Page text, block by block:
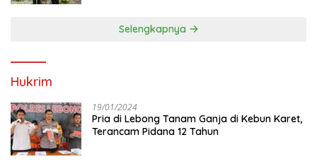
Selengkapnya
Hukrim
19/01/2024
Pria di Lebong Tanam Ganja di Kebun Karet,
Terancam Pidana 12 Tahun